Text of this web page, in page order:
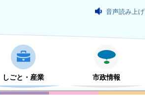
音声読み上げ
しごと・産業 市政情報